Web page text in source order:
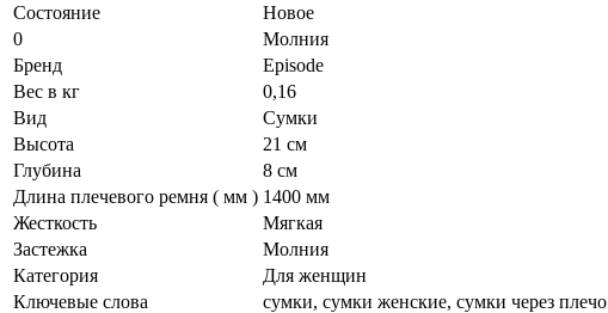
Состояние
Новое
0
Молния
Бренд
Episode
Вес в кг
0,16
Вид
Сумки
Высота
21 см
Глубина
8 см
Длина плечевого ремня ( мм ) 1400 мм
Жесткость
Мягкая
Застежка
Молния
Категория
Для женщин
Ключевые слова
сумки, сумки женские, сумки через плечо